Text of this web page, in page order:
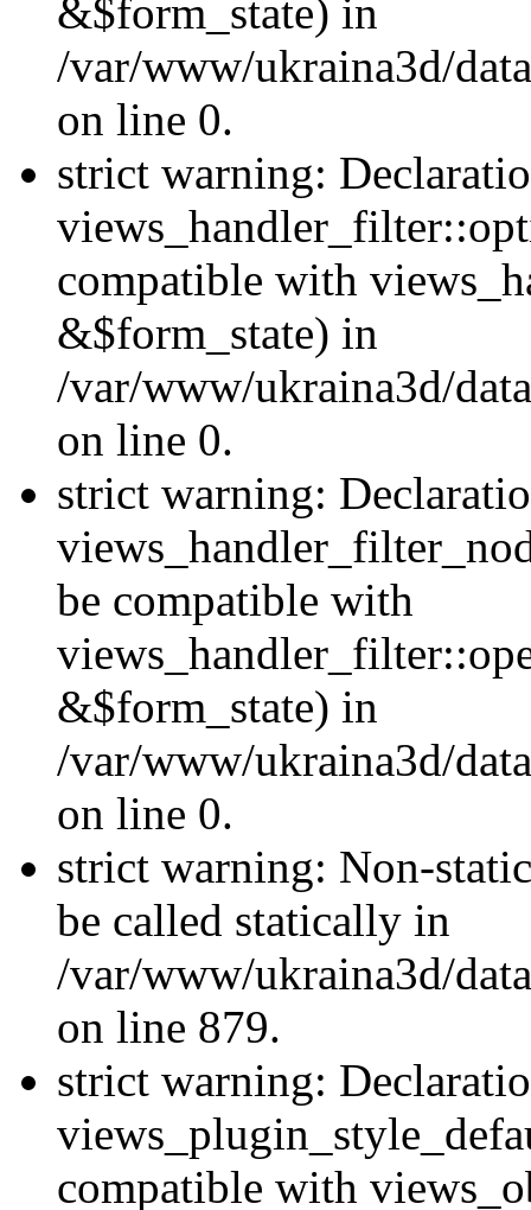
&$form_state) in
/var/www/ukraina3d/
on line 0.
strict warning:
compatible with
&$form_state) in
/var/www/ukraina3d/
on line 0.
strict warning:
be compatible with
&$form_state) in
/var/www/ukraina3d/
on line 0.
strict warning: Non-
be called statically in
/var/www/ukraina3d/
on line 879.
strict warning:
compatible with